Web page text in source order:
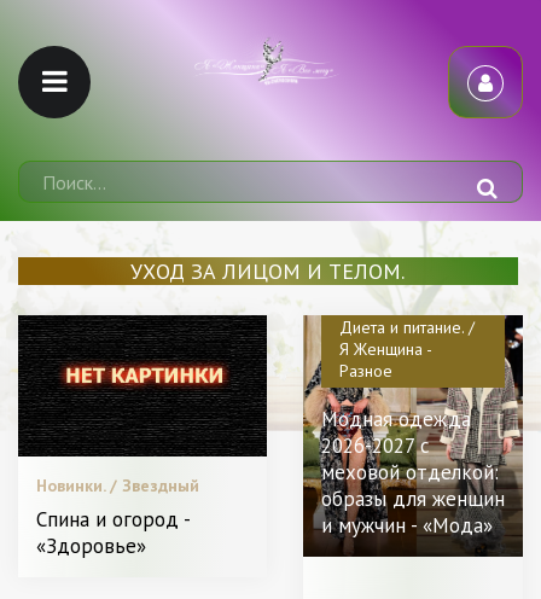
УХОД ЗА ЛИЦОМ И ТЕЛОМ.
Новинки. / Звездный
стиль. / Видео. / Уход за
лицом и телом. / С чем
носить. / Пластическая
Спина и огород -
«Здоровье»
Новинки. / Видео. /
Мода. / Модные
тенденции. / Уход
за лицом и телом. /
Диета и питание. /
Я Женщина -
Разное
Модная одежда
2026-2027 с
меховой отделкой:
образы для женщин
и мужчин - «Мода»